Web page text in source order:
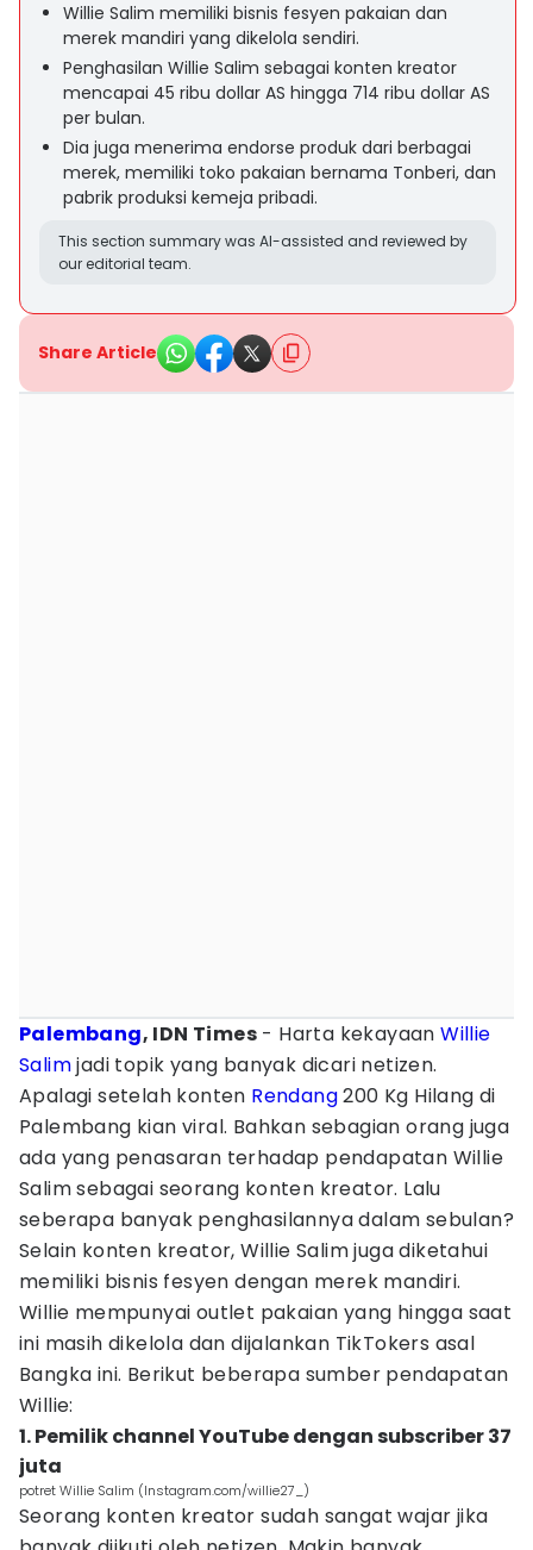
Willie Salim memiliki bisnis fesyen pakaian dan
merek mandiri yang dikelola sendiri.
Penghasilan Willie Salim sebagai konten kreator
mencapai 45 ribu dollar AS hingga 714 ribu dollar AS
per bulan.
Dia juga menerima endorse produk dari berbagai
merek, memiliki toko pakaian bernama Tonberi, dan
pabrik produksi kemeja pribadi.
This section summary was AI-assisted and reviewed by
our editorial team.
Share Article
Palembang, IDN Times - Harta kekayaanWillie
Salimjadi topik yang banyak dicari netizen.
Apalagi setelah konten Rendang200 Kg Hilang di
Palembang kian viral. Bahkan sebagian orang juga
ada yang penasaran terhadap pendapatan Willie
Salim sebagai seorang konten kreator. Lalu
seberapa banyak penghasilannya dalam sebulan?
Selain konten kreator, Willie Salim juga diketahui
memiliki bisnis fesyen dengan merek mandiri.
Willie mempunyai outlet pakaian yang hingga saat
ini masih dikelola dan dijalankan TikTokers asal
Bangka ini. Berikut beberapa sumber pendapatan
Willie:
1. Pemilik channel YouTube dengan subscriber 37
juta
potret Willie Salim (Instagram.com/willie27_)
Seorang konten kreator sudah sangat wajar jika